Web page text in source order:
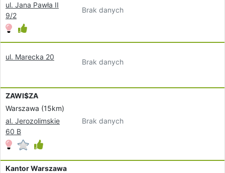
ul. Jana Pawła II
9/2
Brak danych
ul. Marecka 20
Brak danych
ZAWI$ZA
Warszawa (15km)
al. Jerozolimskie
60 B
Brak danych
Kantor Warszawa